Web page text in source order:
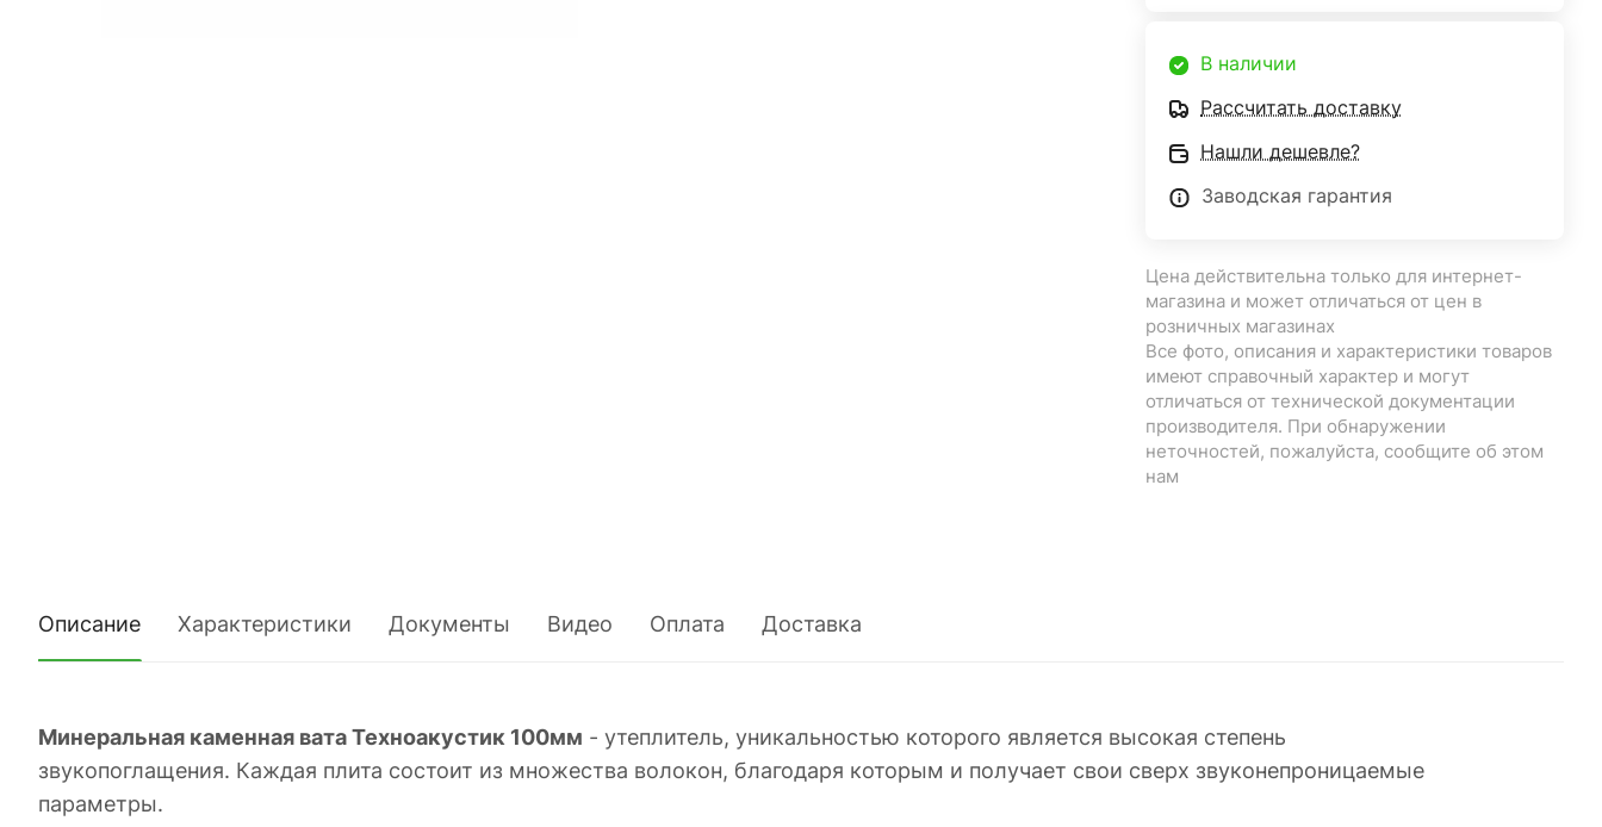
В наличии
Рассчитать доставку
Нашли дешевле?
Заводская гарантия
Цена действительна только для интернет-
магазина и может отличаться от цен в
розничных магазинах
Все фото, описания и характеристики товаров
имеют справочный характер и могут
отличаться от технической документации
производителя. При обнаружении
неточностей, пожалуйста, сообщите об этом
нам
Описание Характеристики Документы Видео Оплата Доставка
Минеральная каменная вата Техноакустик 100мм - утеплитель, уникальностью которого является высокая степень
звукопоглащения. Каждая плита состоит из множества волокон, благодаря которым и получает свои сверх звуконепроницаемые
параметры.